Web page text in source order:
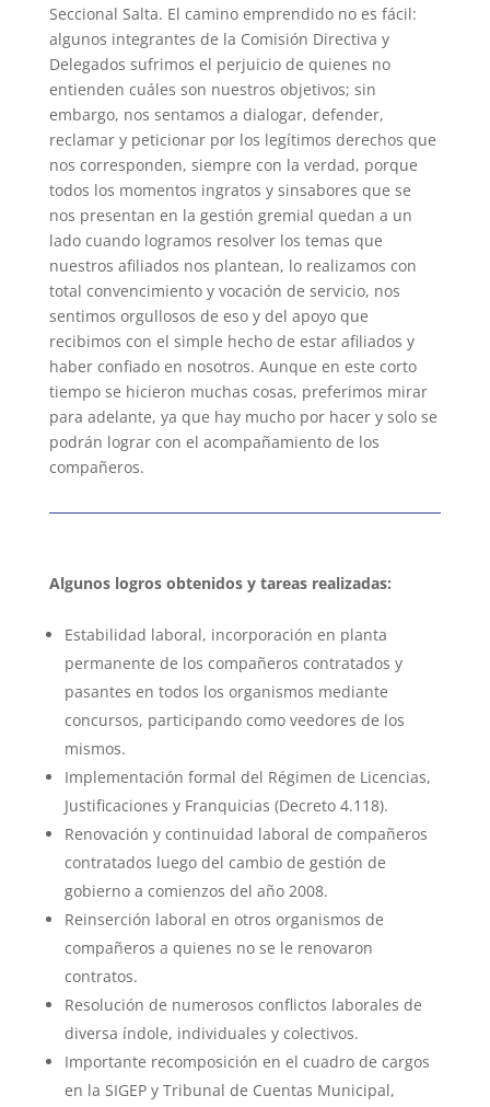
Seccional Salta. El camino emprendido no es fácil:
algunos integrantes de la Comisión Directiva y
Delegados sufrimos el perjuicio de quienes no
entienden cuáles son nuestros objetivos; sin
embargo, nos sentamos a dialogar, defender,
reclamar y peticionar por los legítimos derechos que
nos corresponden, siempre con la verdad, porque
todos los momentos ingratos y sinsabores que se
nos presentan en la gestión gremial quedan a un
lado cuando logramos resolver los temas que
nuestros afiliados nos plantean, lo realizamos con
total convencimiento y vocación de servicio, nos
sentimos orgullosos de eso y del apoyo que
recibimos con el simple hecho de estar afiliados y
haber confiado en nosotros. Aunque en este corto
tiempo se hicieron muchas cosas, preferimos mirar
para adelante, ya que hay mucho por hacer y solo se
podrán lograr con el acompañamiento de los
compañeros.
Algunos logros obtenidos y tareas realizadas:
Estabilidad laboral, incorporación en planta
permanente de los compañeros contratados y
pasantes en todos los organismos mediante
concursos, participando como veedores de los
mismos.
Implementación formal del Régimen de Licencias,
Justificaciones y Franquicias (Decreto 4.118).
Renovación y continuidad laboral de compañeros
contratados luego del cambio de gestión de
gobierno a comienzos del año 2008.
Reinserción laboral en otros organismos de
compañeros a quienes no se le renovaron
contratos.
Resolución de numerosos conflictos laborales de
diversa índole, individuales y colectivos.
Importante recomposición en el cuadro de cargos
en la SIGEP y Tribunal de Cuentas Municipal,